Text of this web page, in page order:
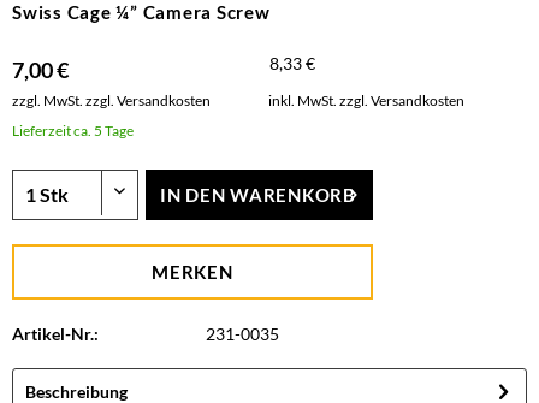
Swiss Cage ¼” Camera Screw
7,00 € 8,33 €
zzgl. MwSt. zzgl. Versandkosten inkl. MwSt. zzgl. Versandkosten
Lieferzeit ca. 5 Tage
IN DEN WARENKORB
MERKEN
Artikel-Nr.: 231-0035
Beschreibung